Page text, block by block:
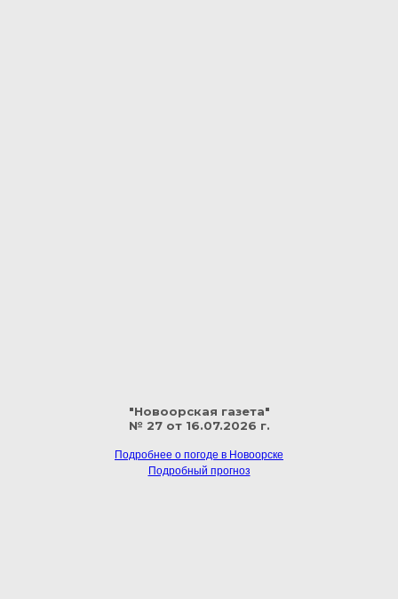
"Новоорская газета"
№ 27 от 16.07.2026 г.
Подробнее о погоде в Новоорске
Подробный прогноз